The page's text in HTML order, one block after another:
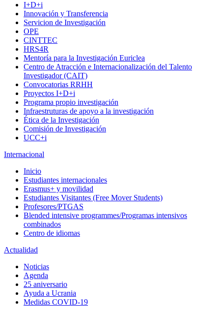
I+D+i
Innovación y Transferencia
Servicion de Investigación
OPE
CINTTEC
HRS4R
Mentoría para la Investigación Euriclea
Centro de Atracción e Internacionalización del Talento
Investigador (CAIT)
Convocatorias RRHH
Proyectos I+D+i
Programa propio investigación
Infraestruturas de apoyo a la investigación
Ética de la Investigación
Comisión de Investigación
UCC+i
Internacional
Inicio
Estudiantes internacionales
Erasmus+ y movilidad
Estudiantes Visitantes (Free Mover Students)
Profesores/PTGAS
Blended intensive programmes/Programas intensivos
combinados
Centro de idiomas
Actualidad
Noticias
Agenda
25 aniversario
Ayuda a Ucrania
Medidas COVID-19